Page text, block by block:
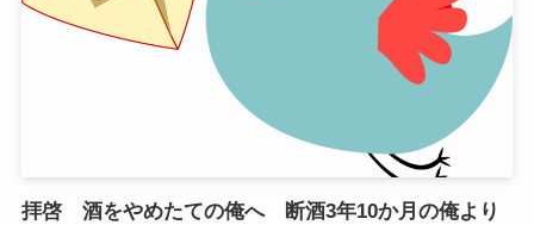
拝啓 酒をやめたての俺へ 断酒3年10か月の俺より